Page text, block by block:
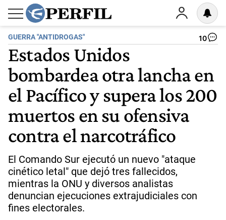
GUERRA "ANTIDROGAS" 10
Estados Unidos
bombardea otra lancha en
el Pacífico y supera los 200
muertos en su ofensiva
contra el narcotráfico
El Comando Sur ejecutó un nuevo "ataque
cinético letal" que dejó tres fallecidos,
mientras la ONU y diversos analistas
denuncian ejecuciones extrajudiciales con
fines electorales.